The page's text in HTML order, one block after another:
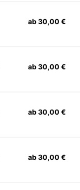
ab 30,00 €
ab 30,00 €
ab 30,00 €
ab 30,00 €